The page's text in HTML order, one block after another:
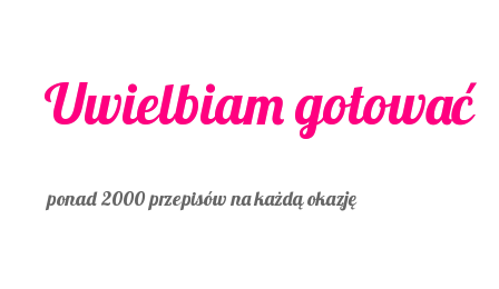
Uwielbiam gotować
ponad 2000 przepisów na każdą okazję